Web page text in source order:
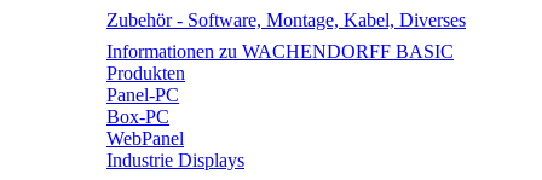
Zubehör - Software, Montage, Kabel, Diverses
Informationen zu WACHENDORFF BASIC
Produkten
Panel-PC
Box-PC
WebPanel
Industrie Displays